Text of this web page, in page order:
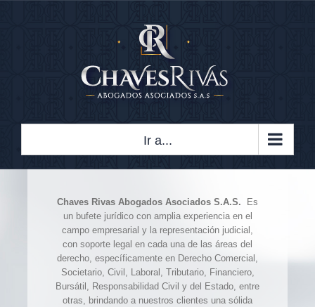
Ir a...
Chaves Rivas Abogados Asociados S.A.S.
Es
un bufete jurídico con amplia experiencia en el
campo empresarial y la representación judicial,
con soporte legal en cada una de las áreas del
derecho, específicamente en Derecho Comercial,
Societario, Civil, Laboral, Tributario, Financiero,
Bursátil, Responsabilidad Civil y del Estado, entre
otras, brindando a nuestros clientes una sólida